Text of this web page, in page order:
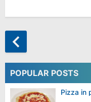
POPULAR POSTS
Pizza in